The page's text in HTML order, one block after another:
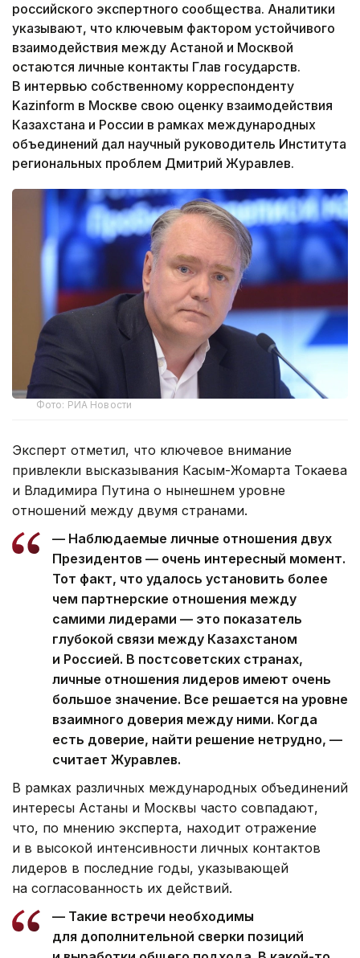
российского экспертного сообщества. Аналитики
указывают, что ключевым фактором устойчивого
взаимодействия между Астаной и Москвой
остаются личные контакты Глав государств.
В интервью собственному корреспонденту
Kazinform в Москве свою оценку взаимодействия
Казахстана и России в рамках международных
объединений дал научный руководитель Института
региональных проблем Дмитрий Журавлев.
Фото: РИА Новости
Эксперт отметил, что ключевое внимание
привлекли высказывания Касым-Жомарта Токаева
и Владимира Путина о нынешнем уровне
отношений между двумя странами.
— Наблюдаемые личные отношения двух
Президентов — очень интересный момент.
Тот факт, что удалось установить более
чем партнерские отношения между
самими лидерами — это показатель
глубокой связи между Казахстаном
и Россией. В постсоветских странах,
личные отношения лидеров имеют очень
большое значение. Все решается на уровне
взаимного доверия между ними. Когда
есть доверие, найти решение нетрудно, —
считает Журавлев.
В рамках различных международных объединений
интересы Астаны и Москвы часто совпадают,
что, по мнению эксперта, находит отражение
и в высокой интенсивности личных контактов
лидеров в последние годы, указывающей
на согласованность их действий.
— Такие встречи необходимы
для дополнительной сверки позиций